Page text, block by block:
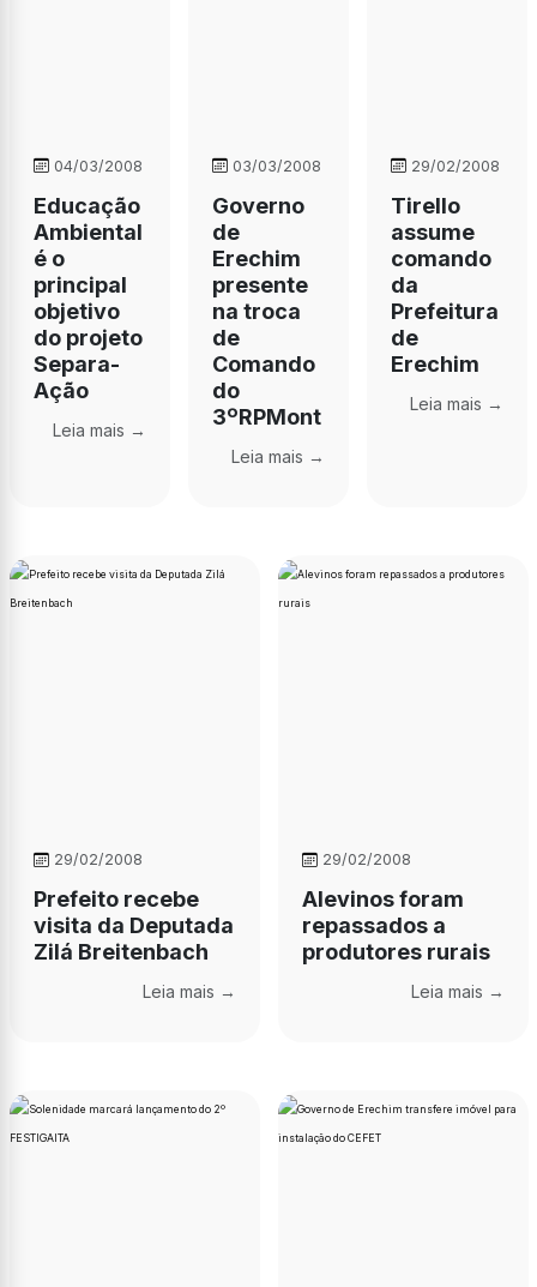
04/03/2008
Educação
Ambiental
é o
principal
objetivo
do projeto
Separa-
Ação
Leia mais →
03/03/2008
Governo
de
Erechim
presente
na troca
de
Comando
do
3ºRPMont
Leia mais →
29/02/2008
Tirello
assume
comando
da
Prefeitura
de
Erechim
Leia mais →
29/02/2008
Prefeito recebe
visita da Deputada
Zilá Breitenbach
Leia mais →
29/02/2008
Alevinos foram
repassados a
produtores rurais
Leia mais →